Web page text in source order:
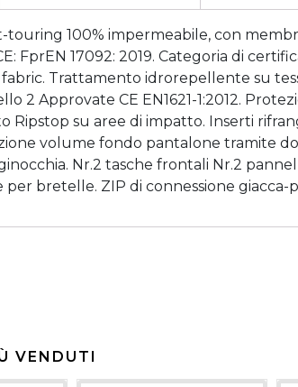
touring 100% impermeabile, con
FprEN 17092: 2019. Categoria di
Trattamento idrorepellente su
2 Approvate CE EN1621-1:2012.
Ripstop su aree di impatto. Inserti
volume fondo pantalone tramite
Nr.2 tasche frontali Nr.2
per bretelle. ZIP di connessione
VENDUTI